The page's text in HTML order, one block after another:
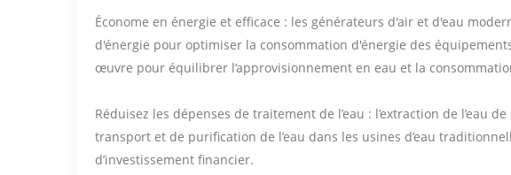
Économe en énergie et efficace : les générateurs d'air et d'eau
d'énergie pour optimiser la consommation d'énergie des
œuvre pour équilibrer l’approvisionnement en eau et la
Réduisez les dépenses de traitement de l’eau : l’extraction de l’eau
transport et de purification de l’eau dans les usines d’eau
d’investissement financier.